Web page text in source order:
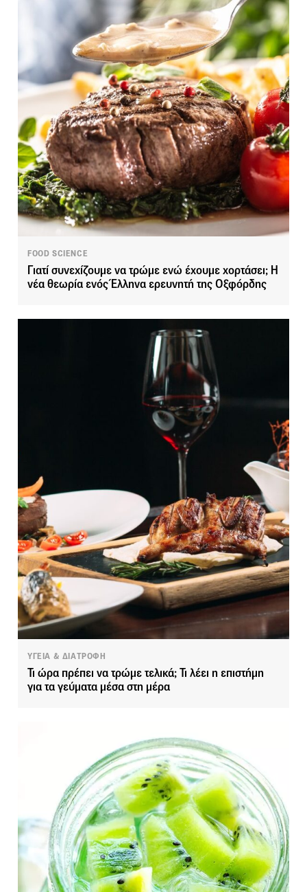
FOOD SCIENCE
Γιατί συνεχίζουμε να τρώμε ενώ έχουμε χορτάσει; Η
νέα θεωρία ενός Έλληνα ερευνητή της Οξφόρδης
ΥΓΕΙΑ & ΔΙΑΤΡΟΦΗ
Τι ώρα πρέπει να τρώμε τελικά; Τι λέει η επιστήμη
για τα γεύματα μέσα στη μέρα